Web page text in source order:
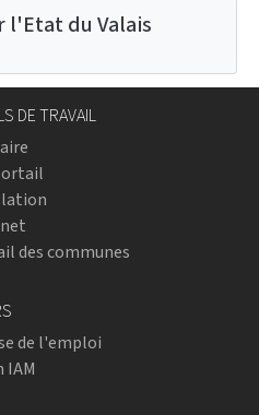
l'Etat du Valais
DE TRAVAIL
des communes
de l'emploi
IAM